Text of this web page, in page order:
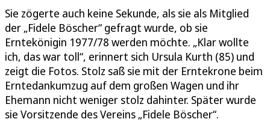
Sie zögerte auch keine Sekunde, als sie als Mitglied
der „Fidele Böscher“ gefragt wurde, ob sie
Erntekönigin 1977/78 werden möchte. „Klar wollte
ich, das war toll“, erinnert sich Ursula Kurth (85) und
zeigt die Fotos. Stolz saß sie mit der Erntekrone beim
Erntedankumzug auf dem großen Wagen und ihr
Ehemann nicht weniger stolz dahinter. Später wurde
sie Vorsitzende des Vereins „Fidele Böscher“.